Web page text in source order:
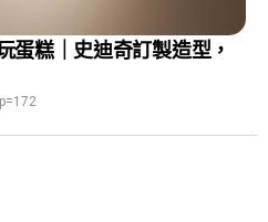
蛋糕｜史迪奇訂製造型，